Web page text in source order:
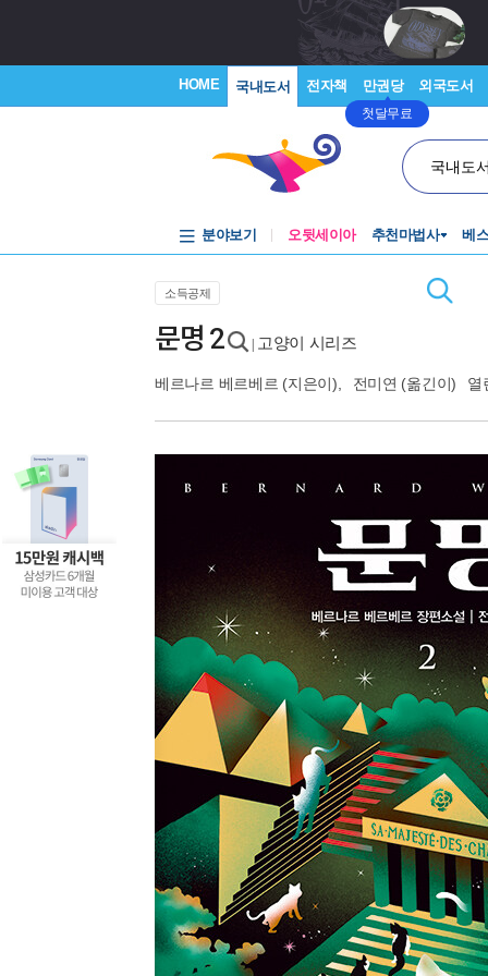
HOME 국내도서 전자책 만권당
첫달무료
외국도서
국내도
분야보기 오뒷세이아 추천마법사 베
소득공제
문명 2 고양이 시리즈
베르나르 베르베르 (지은이), 전미연 (옮긴이) 열